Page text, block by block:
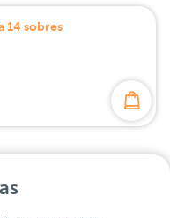
14 sobres